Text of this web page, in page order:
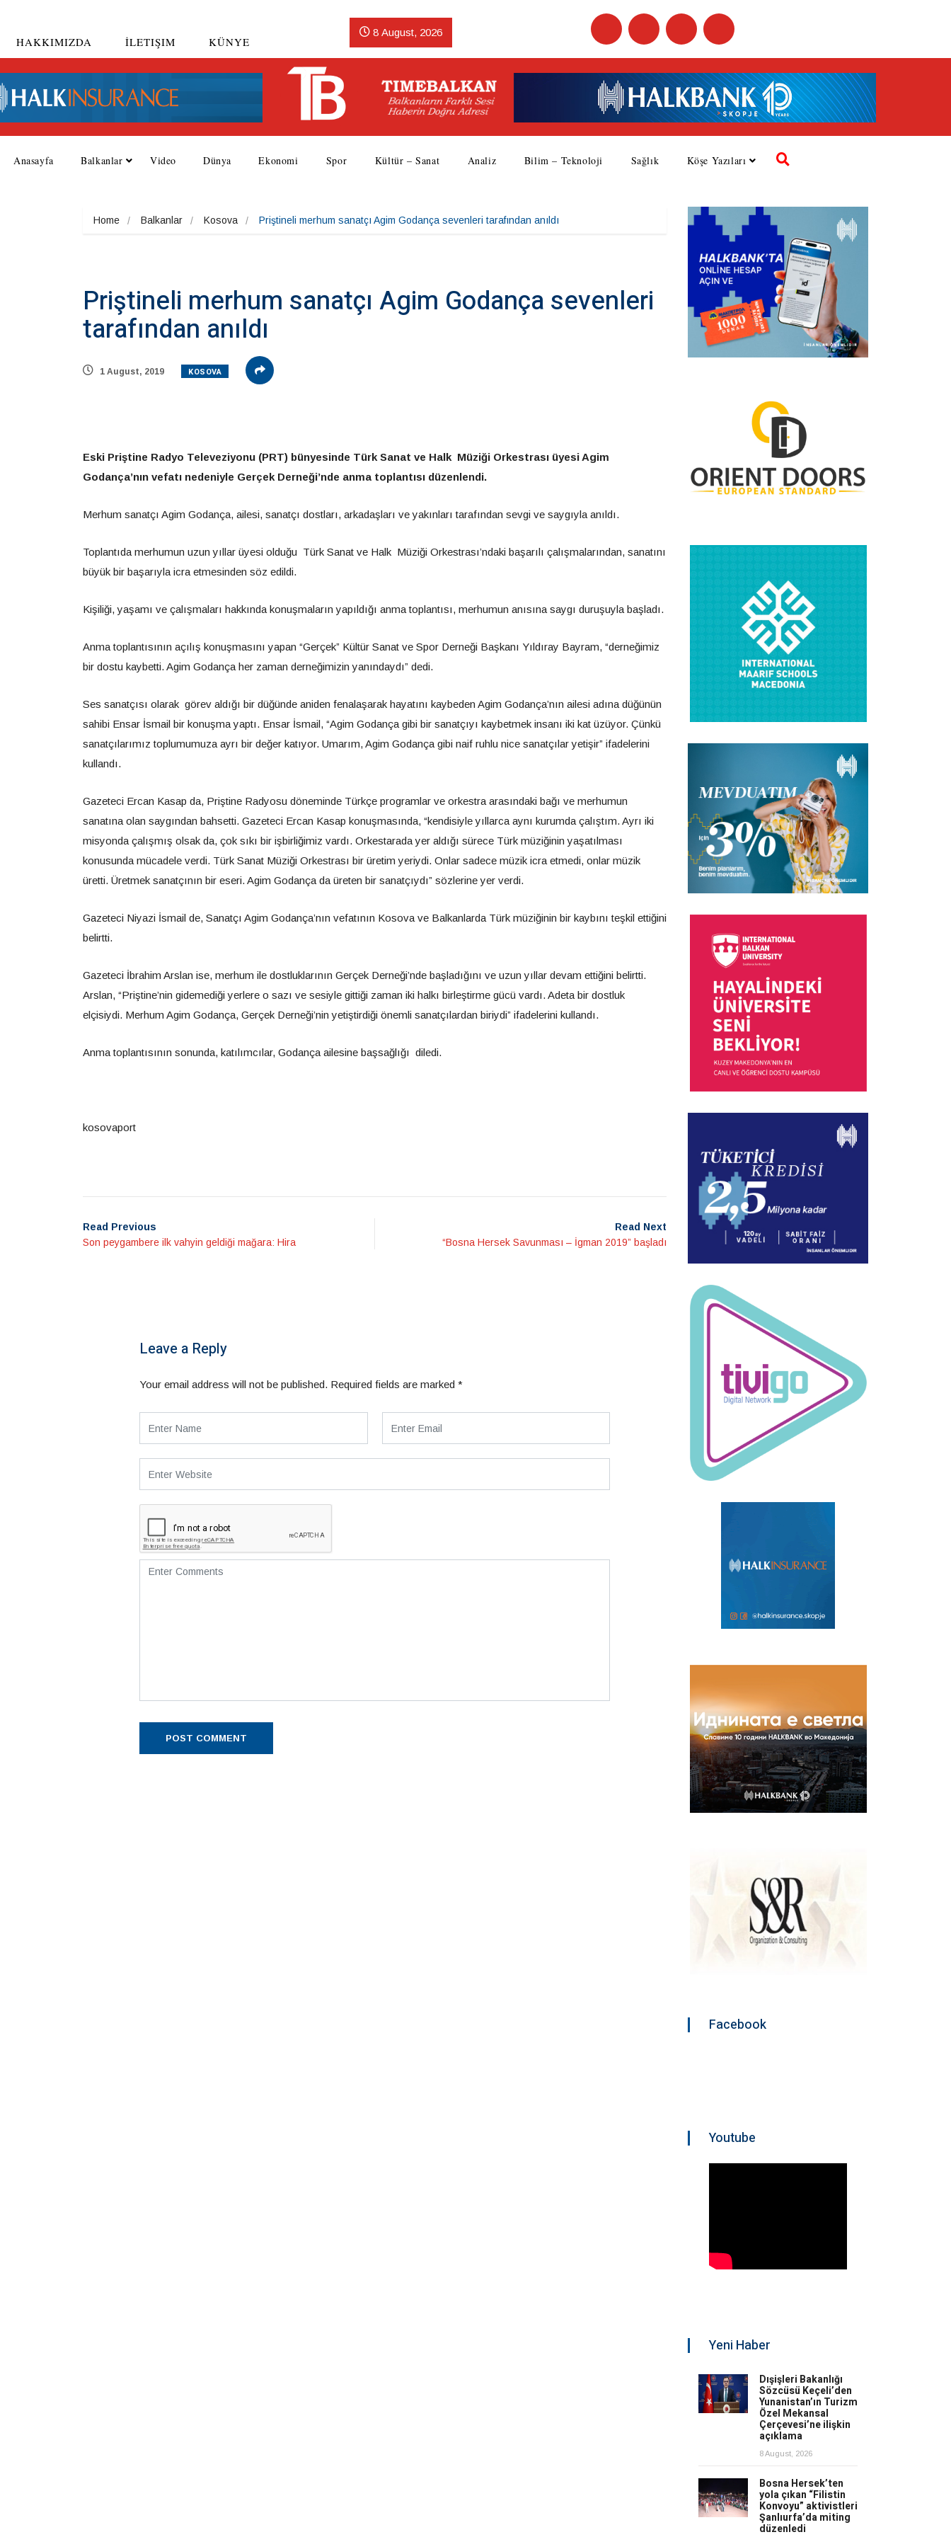
HAKKIMIZDA İLETIŞIM KÜNYE
8 August, 2026
Anasayfa Balkanlar Video Dünya Ekonomi Spor Kültür – Sanat Analiz Bilim – Teknoloji Sağlık Köşe Yazıları
Home Balkanlar Kosova Priştineli merhum sanatçı Agim Godança sevenleri tarafından anıldı
Priştineli merhum sanatçı Agim Godança sevenleri
tarafından anıldı
1 August, 2019 KOSOVA
Eski Priştine Radyo Televeziyonu (PRT) bünyesinde Türk Sanat ve Halk Müziği Orkestrası üyesi Agim
Godança’nın vefatı nedeniyle Gerçek Derneği’nde anma toplantısı düzenlendi.
Merhum sanatçı Agim Godança, ailesi, sanatçı dostları, arkadaşları ve yakınları tarafından sevgi ve saygıyla anıldı.
Toplantıda merhumun uzun yıllar üyesi olduğu Türk Sanat ve Halk Müziği Orkestrası’ndaki başarılı çalışmalarından, sanatını
büyük bir başarıyla icra etmesinden söz edildi.
Kişiliği, yaşamı ve çalışmaları hakkında konuşmaların yapıldığı anma toplantısı, merhumun anısına saygı duruşuyla başladı.
Anma toplantısının açılış konuşmasını yapan “Gerçek” Kültür Sanat ve Spor Derneği Başkanı Yıldıray Bayram, “derneğimiz
bir dostu kaybetti. Agim Godança her zaman derneğimizin yanındaydı” dedi.
Ses sanatçısı olarak görev aldığı bir düğünde aniden fenalaşarak hayatını kaybeden Agim Godança’nın ailesi adına düğünün
sahibi Ensar İsmail bir konuşma yaptı. Ensar İsmail, “Agim Godança gibi bir sanatçıyı kaybetmek insanı iki kat üzüyor. Çünkü
sanatçılarımız toplumumuza ayrı bir değer katıyor. Umarım, Agim Godança gibi naif ruhlu nice sanatçılar yetişir” ifadelerini
kullandı.
Gazeteci Ercan Kasap da, Priştine Radyosu döneminde Türkçe programlar ve orkestra arasındaki bağı ve merhumun
sanatına olan saygından bahsetti. Gazeteci Ercan Kasap konuşmasında, “kendisiyle yıllarca aynı kurumda çalıştım. Ayrı iki
misyonda çalışmış olsak da, çok sıkı bir işbirliğimiz vardı. Orkestarada yer aldığı sürece Türk müziğinin yaşatılması
konusunda mücadele verdi. Türk Sanat Müziği Orkestrası bir üretim yeriydi. Onlar sadece müzik icra etmedi, onlar müzik
üretti. Üretmek sanatçının bir eseri. Agim Godança da üreten bir sanatçıydı” sözlerine yer verdi.
Gazeteci Niyazi İsmail de, Sanatçı Agim Godança’nın vefatının Kosova ve Balkanlarda Türk müziğinin bir kaybını teşkil ettiğini
belirtti.
Gazeteci İbrahim Arslan ise, merhum ile dostluklarının Gerçek Derneği’nde başladığını ve uzun yıllar devam ettiğini belirtti.
Arslan, “Priştine’nin gidemediği yerlere o sazı ve sesiyle gittiği zaman iki halkı birleştirme gücü vardı. Adeta bir dostluk
elçisiydi. Merhum Agim Godança, Gerçek Derneği’nin yetiştirdiği önemli sanatçılardan biriydi” ifadelerini kullandı.
Anma toplantısının sonunda, katılımcılar, Godança ailesine başsağlığı diledi.
kosovaport
Read Previous
Son peygambere ilk vahyin geldiği mağara: Hira
Read Next
“Bosna Hersek Savunması – İgman 2019” başladı
Leave a Reply
Your email address will not be published. Required fields are marked *
Facebook
Youtube
Yeni Haber
Dışişleri Bakanlığı
Sözcüsü Keçeli’den
Yunanistan’ın Turizm
Özel Mekansal
Çerçevesi’ne ilişkin
açıklama
8 August, 2026
Bosna Hersek’ten
yola çıkan “Filistin
Konvoyu” aktivistleri
Şanlıurfa’da miting
düzenledi